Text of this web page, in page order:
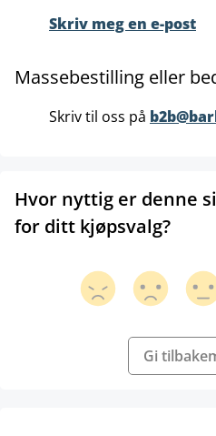
Skriv meg en e-post
Massebestilling eller
Skriv til oss på
Hvor nyttig er denne
for ditt kjøpsvalg?
Gi